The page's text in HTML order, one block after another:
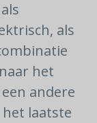
als
het
andere
laatste